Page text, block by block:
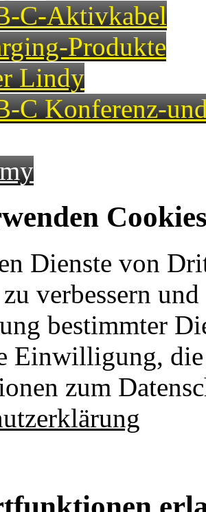
C-Aktivkabel
Produkte
Lindy
C Konferenz-
Dienste von
verbessern
bestimmter
Einwilligung,
zum